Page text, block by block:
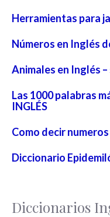
Herramientas para
Números en Inglés
Animales en Inglés
Las 1000 palabras
INGLÉS
Como decir
Diccionario
Diccionarios